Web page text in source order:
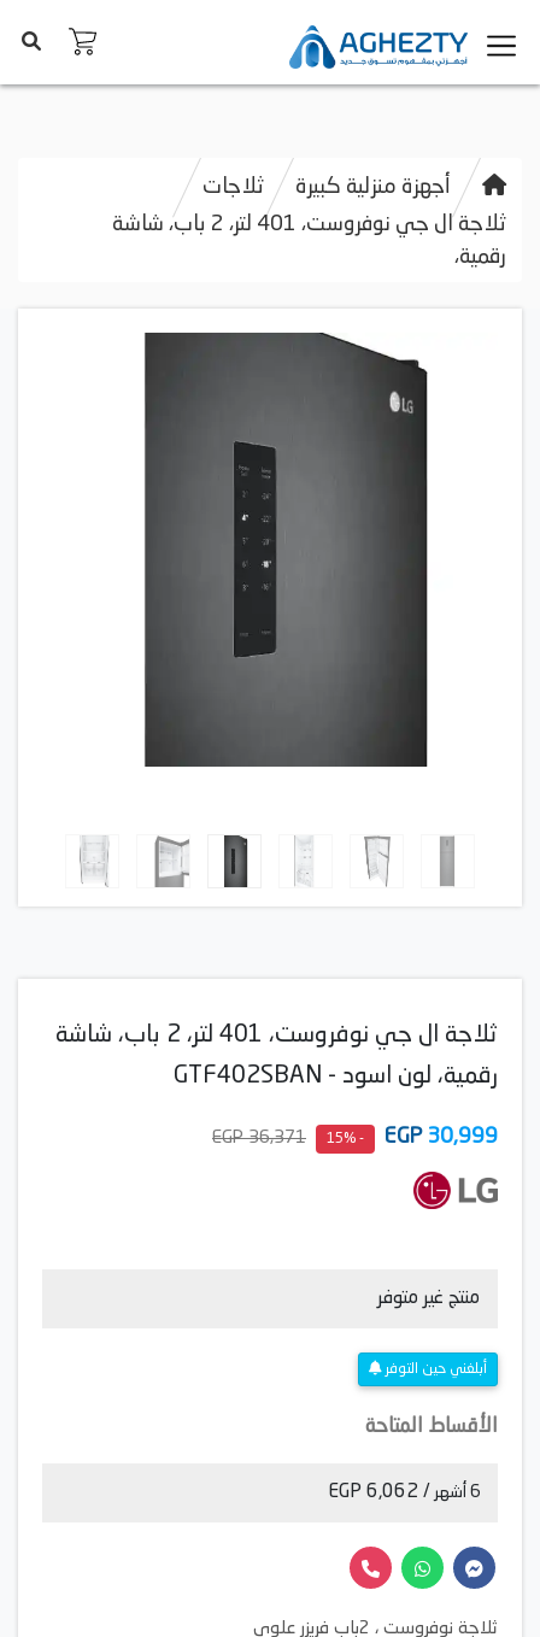
أجهزة منزلية كبيرة
ثلاجات
ثلاجة ال جي نوفروست، 401 لتر، 2 باب، شاشة
رقمية،
ثلاجة ال جي نوفروست، 401 لتر، 2 باب، شاشة
رقمية، لون اسود - GTF402SBAN
30,999
EGP
- 15%
36,371 EGP
منتج غير متوفر
أبلغني حين التوفر
الأقساط المتاحة
6 أشهر / 6,062 EGP
ثلاجة نوفروست ، 2باب فريزر علوي